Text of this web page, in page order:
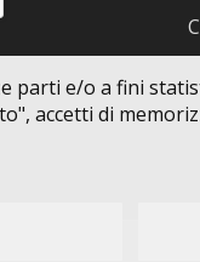
parti e/o a fini
accetti di